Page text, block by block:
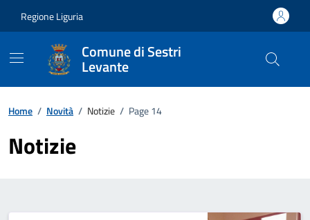
Regione Liguria
Comune di Sestri
Levante
Home / Novità / Notizie / Page 14
Notizie